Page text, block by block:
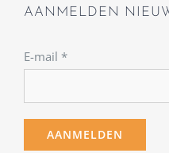
AANMELDEN
E-mail *